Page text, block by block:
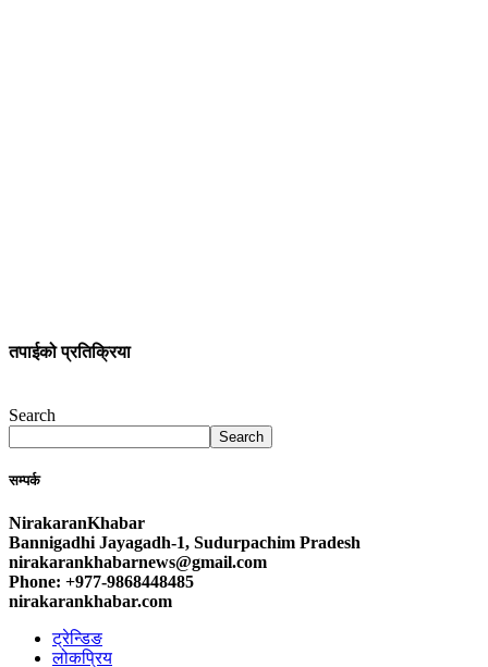
तपाईको प्रतिक्रिया
Search
Search
सम्पर्क
NirakaranKhabar
Bannigadhi Jayagadh-1, Sudurpachim Pradesh
nirakarankhabarnews@gmail.com
Phone: +977-9868448485
nirakarankhabar.com
ट्रेन्डिङ
लोकप्रिय